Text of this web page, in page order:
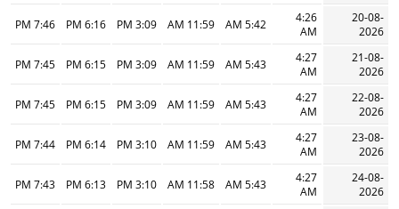
20-08-
2026
4:26
AM
5:42 AM
11:59 AM
3:09 PM
6:16 PM
7:46 PM
21-08-
2026
4:27
AM
5:43 AM
11:59 AM
3:09 PM
6:15 PM
7:45 PM
22-08-
2026
4:27
AM
5:43 AM
11:59 AM
3:09 PM
6:15 PM
7:45 PM
23-08-
2026
4:27
AM
5:43 AM
11:59 AM
3:10 PM
6:14 PM
7:44 PM
24-08-
2026
4:27
AM
5:43 AM
11:58 AM
3:10 PM
6:13 PM
7:43 PM